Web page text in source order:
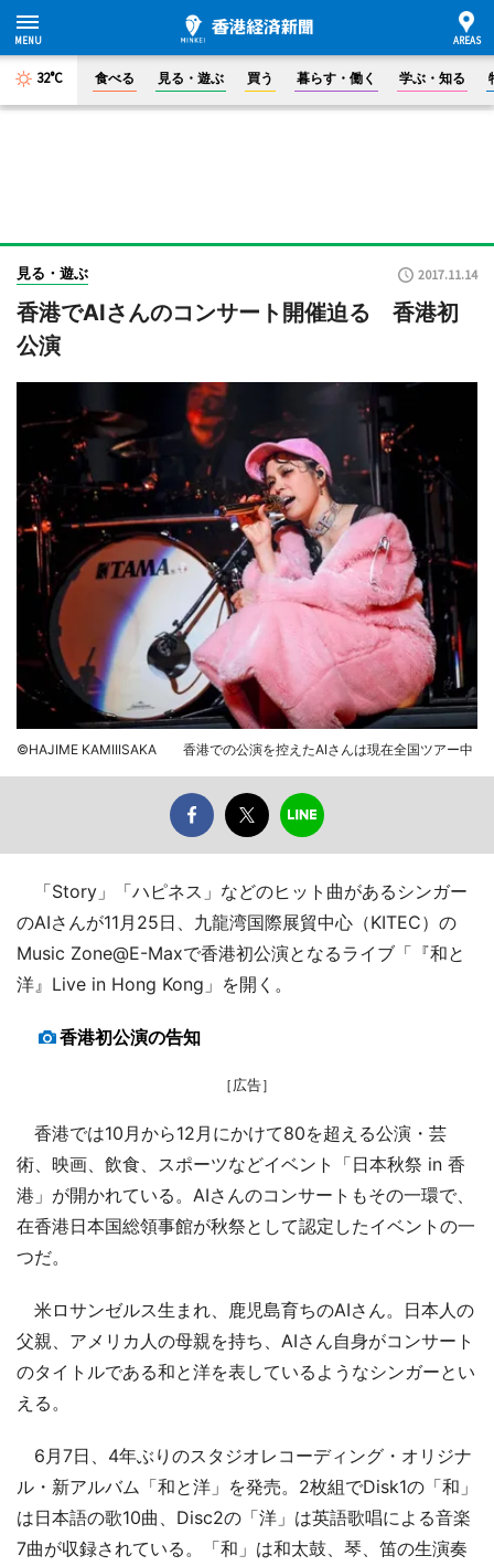
32°C 食べる 見る・遊ぶ 買う 暮らす・働く 学ぶ・知る
見る・遊ぶ 2017.11.14
香港でAIさんのコンサート開催迫る 香港初
公演
©HAJIME KAMIIISAKA 香港での公演を控えたAIさんは現在全国ツアー中
「Story」「ハピネス」などのヒット曲があるシンガー
のAIさんが11月25日、九龍湾国際展貿中心（KITEC）の
Music Zone@E-Maxで香港初公演となるライブ「『和と
洋』Live in Hong Kong」を開く。
香港初公演の告知
［広告］
香港では10月から12月にかけて80を超える公演・芸
術、映画、飲食、スポーツなどイベント「日本秋祭 in 香
港」が開かれている。AIさんのコンサートもその一環で、
在香港日本国総領事館が秋祭として認定したイベントの一
つだ。
米ロサンゼルス生まれ、鹿児島育ちのAIさん。日本人の
父親、アメリカ人の母親を持ち、AIさん自身がコンサート
のタイトルである和と洋を表しているようなシンガーとい
える。
6月7日、4年ぶりのスタジオレコーディング・オリジナ
ル・新アルバム「和と洋」を発売。2枚組でDisk1の「和」
は日本語の歌10曲、Disc2の「洋」は英語歌唱による音楽
7曲が収録されている。「和」は和太鼓、琴、笛の生演奏